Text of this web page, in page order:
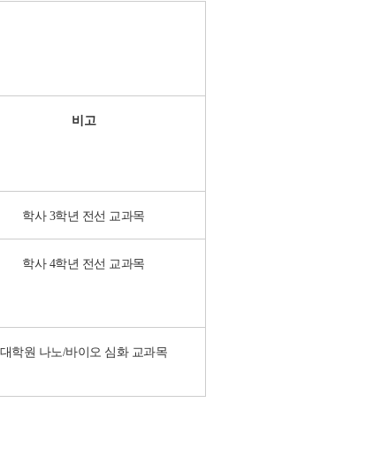
비고
학사 3학년 전선 교과목
학사 4학년 전선 교과목
대학원 나노/바이오 심화 교과목